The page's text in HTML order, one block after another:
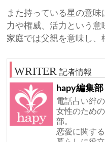
また持っている星の意
力や権威、活力という意
家庭では父親を意味し、
記者情報
hapy編集部
電話占い絆
女性のため
部。
恋愛に関す